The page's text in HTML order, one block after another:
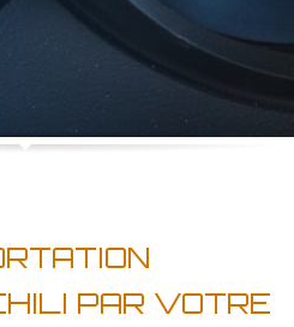
PAR VOTRE